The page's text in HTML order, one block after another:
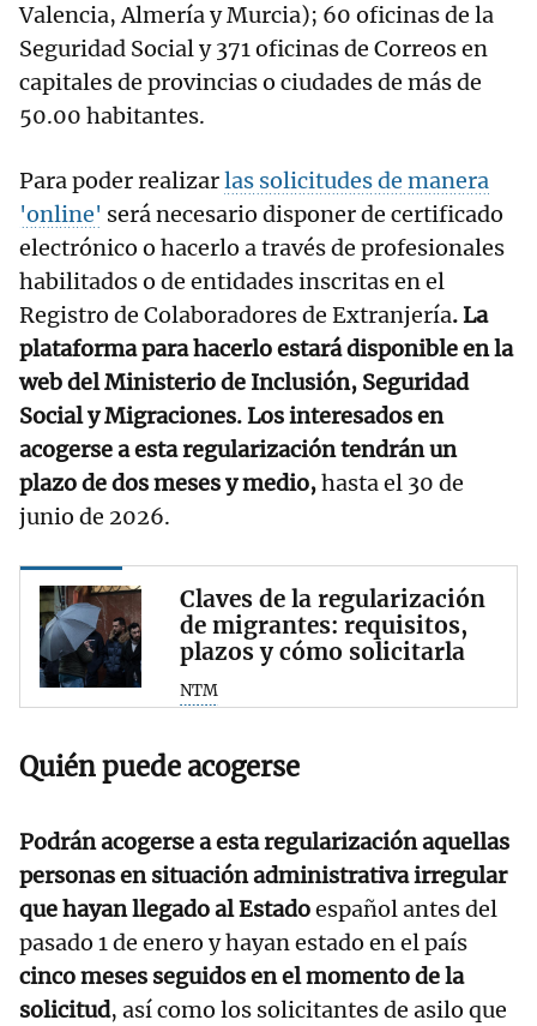
Valencia, Almería y Murcia); 60 oficinas de la
Seguridad Social y 371 oficinas de Correos en
capitales de provincias o ciudades de más de
50.00 habitantes.
Para poder realizarlas solicitudes de manera
'online' será necesario disponer de certificado
electrónico o hacerlo a través de profesionales
habilitados o de entidades inscritas en el
Registro de Colaboradores de Extranjería. La
plataforma para hacerlo estará disponible en la
web del Ministerio de Inclusión, Seguridad
Social y Migraciones. Los interesados en
acogerse a esta regularización tendrán un
plazo de dos meses y medio,hasta el 30 de
junio de 2026.
Claves de la regularización
de migrantes: requisitos,
plazos y cómo solicitarla
NTM
Quién puede acogerse
Podrán acogerse a esta regularización aquellas
personas en situación administrativa irregular
que hayan llegado al Estadoespañol antes del
pasado 1 de enero y hayan estado en el país
cinco meses seguidos en el momento de la
solicitud, así como los solicitantes de asilo que